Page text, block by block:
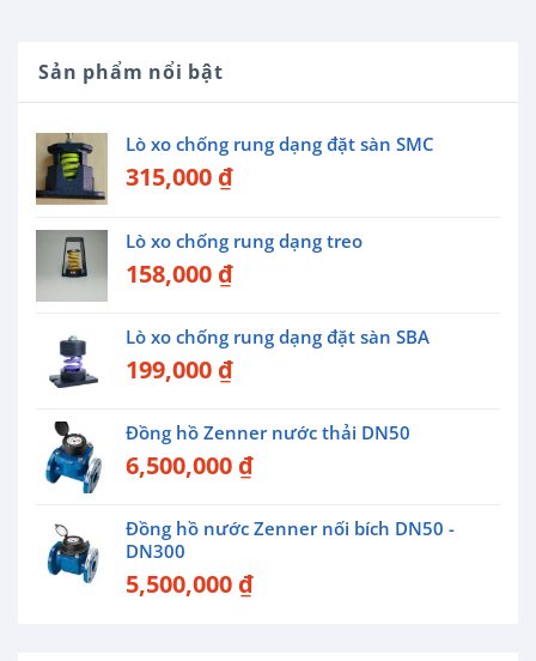
Sản phẩm nổi bật
Lò xo chống rung dạng đặt sàn SMC
315,000 ₫
Lò xo chống rung dạng treo
158,000 ₫
Lò xo chống rung dạng đặt sàn SBA
199,000 ₫
Đồng hồ Zenner nước thải DN50
6,500,000 ₫
Đồng hồ nước Zenner nối bích DN50 -
DN300
5,500,000 ₫